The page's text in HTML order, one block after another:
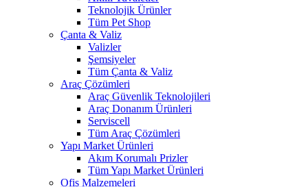
Teknolojik Ürünler
Tüm Pet Shop
Çanta & Valiz
Valizler
Şemsiyeler
Tüm Çanta & Valiz
Araç Çözümleri
Araç Güvenlik Teknolojileri
Araç Donanım Ürünleri
Serviscell
Tüm Araç Çözümleri
Yapı Market Ürünleri
Akım Korumalı Prizler
Tüm Yapı Market Ürünleri
Ofis Malzemeleri